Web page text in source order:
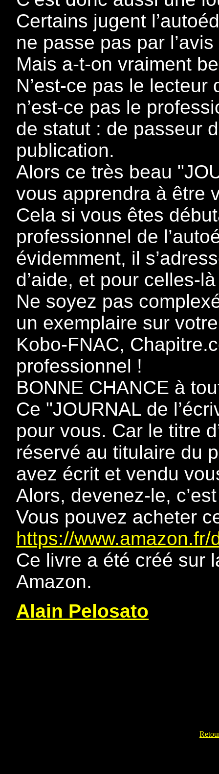
Certains jugent
ne passe pas par
Mais a-t-on vraiment
N’est-ce pas le
n’est-ce pas le
de statut : de passeur
publication.
Alors ce très beau
vous apprendra à être
Cela si vous êtes
professionnel de
évidemment, il
d’aide, et pour celles-
Ne soyez pas
un exemplaire sur
Kobo-FNAC,
professionnel !
BONNE CHANCE à
Ce "JOURNAL de
pour vous. Car le titre
réservé au titulaire du
avez écrit et vendu
Alors, devenez-le,
Vous pouvez acheter
https://
Ce livre a été créé sur
Amazon.
Alain Pelosato